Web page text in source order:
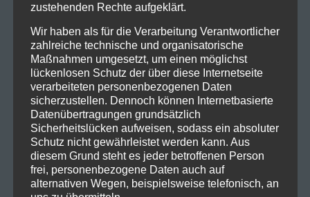
zustehenden Rechte aufgeklärt.
Wir haben als für die Verarbeitung Verantwortlicher
zahlreiche technische und organisatorische
Maßnahmen umgesetzt, um einen möglichst
lückenlosen Schutz der über diese Internetseite
verarbeiteten personenbezogenen Daten
sicherzustellen. Dennoch können Internetbasierte
Datenübertragungen grundsätzlich
Sicherheitslücken aufweisen, sodass ein absoluter
Schutz nicht gewährleistet werden kann. Aus
diesem Grund steht es jeder betroffenen Person
frei, personenbezogene Daten auch auf
alternativen Wegen, beispielsweise telefonisch, an